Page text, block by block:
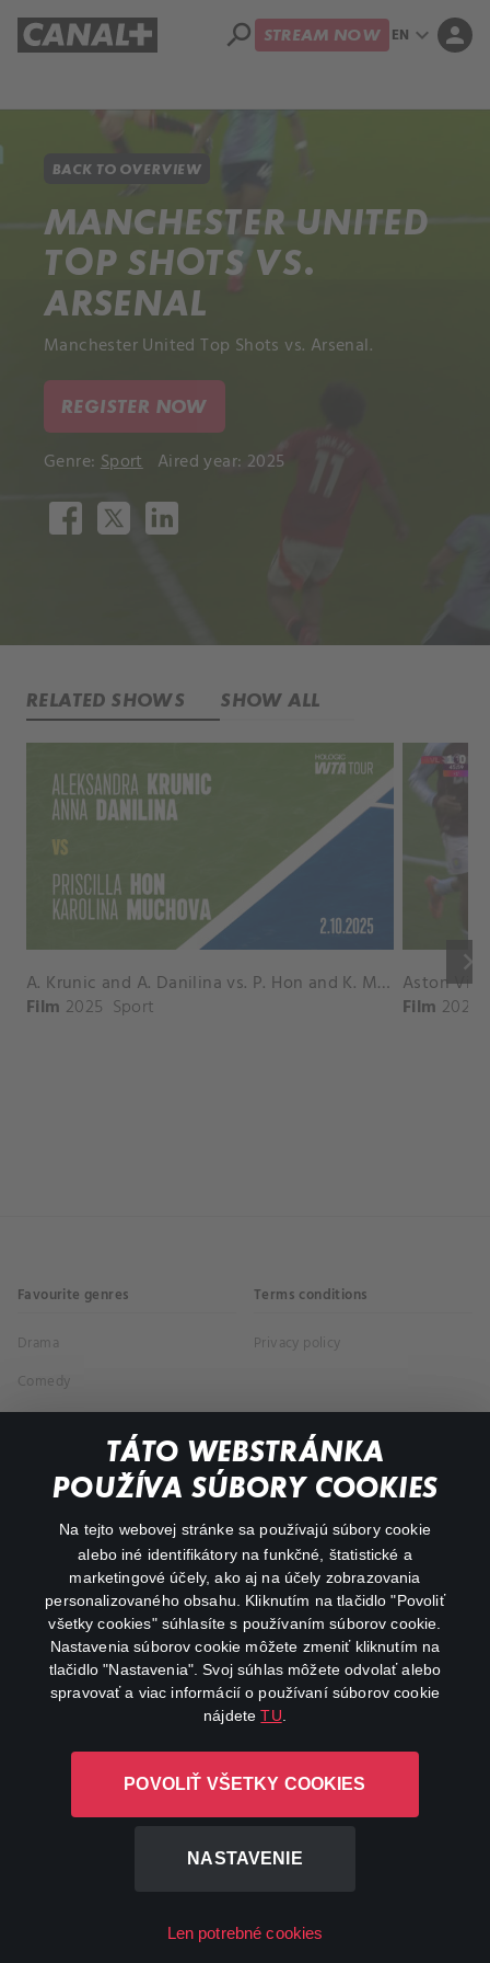
TÁTO WEBSTRÁNKA
POUŽÍVA SÚBORY COOKIES
Na tejto webovej stránke sa používajú súbory cookie
alebo iné identifikátory na funkčné, štatistické a
marketingové účely, ako aj na účely zobrazovania
personalizovaného obsahu. Kliknutím na tlačidlo "Povoliť
všetky cookies" súhlasíte s používaním súborov cookie.
Nastavenia súborov cookie môžete zmeniť kliknutím na
tlačidlo "Nastavenia". Svoj súhlas môžete odvolať alebo
spravovať a viac informácií o používaní súborov cookie
nájdeteTU
POVOLIŤ VŠETKY COOKIES
NASTAVENIE
Len potrebné cookies
search STREAM NOW EN expand_more person
BACK TO OVERVIEW
MANCHESTER UNITED
TOP SHOTS VS.
ARSENAL
Manchester United Top Shots vs. Arsenal.
REGISTER NOW
Genre: Sport Aired year: 2025
RELATED SHOWS SHOW ALL
keyboard_arrow_right
A. Krunic and A. Danilina vs. P. Hon and K. Muchova Match Highlights - BEIJING_Capital Group Diamond ( October 02, 2025)
Film 2025 Sport Film 2026
Favourite genres
Drama
Comedy
Terms conditions
Privacy policy
My profile
Important links
Canal+ Luxembourg S. à r.l. so sídlom Rue Albert Borschette 4,